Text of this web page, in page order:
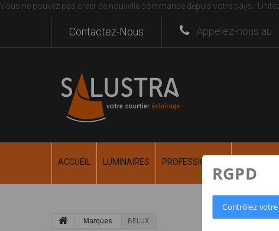
RGPD
Contrôlez
Vous ne pouvez pas créer de nouvelle commande depuis votre pays :
Contactez-Nous Appelez-nous au :
ACCUEIL LUMINAIRES PROFESSIONNEL
Marques BELUX